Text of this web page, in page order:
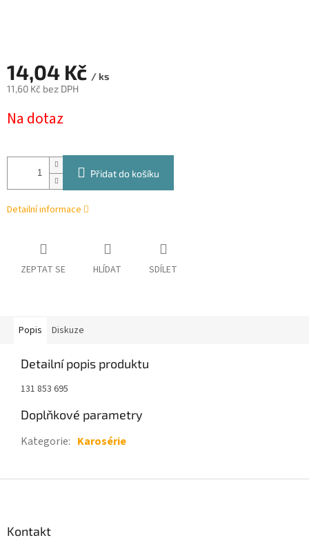
14,04 Kč / ks
11,60 Kč bez DPH
cena:
Na dotaz
Přidat do košíku
Detailní informace
ZEPTAT SE HLÍDAT SDÍLET
Popis Diskuze
Detailní popis produktu
131 853 695
Doplňkové parametry
Kategorie: Karosérie
Kontakt